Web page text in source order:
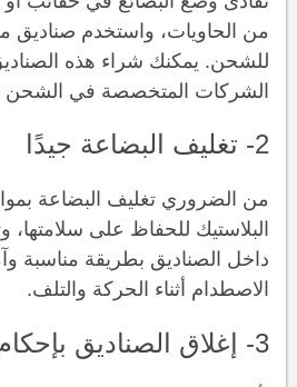
من الحاويات، واستخدم
للشحن. يمكنك شراء هذه
الشركات المتخصصة في الشحن
2- تغليف البضاعة جيدًا
من الضروري تغليف البضاعة
البلاستيك للحفاظ على سلامتها،
داخل الصناديق بطريقة مناسبة
الاصطدام أثناء الحركة والتلف.
3- إغلاق الصناديق بإحكام